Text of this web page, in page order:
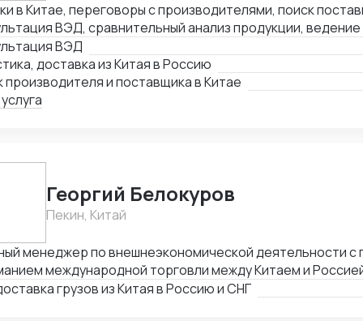
в Китае, переговоры с производителями, поиск
ВЭД, сравнительный анализ продукции,
перевод с китайского, синхронный перевод
логистика
ВЭД
доставка из Китая в Россию
производителя и поставщика в Китае
Георгий Белокуров
Пекин, Китай
менеджер по внешнеэкономической деятельности с
международной торговли между Китаем и
опыта в сфере импорта, экспорта и логистики,
грузов из Китая в Россию и СНГ